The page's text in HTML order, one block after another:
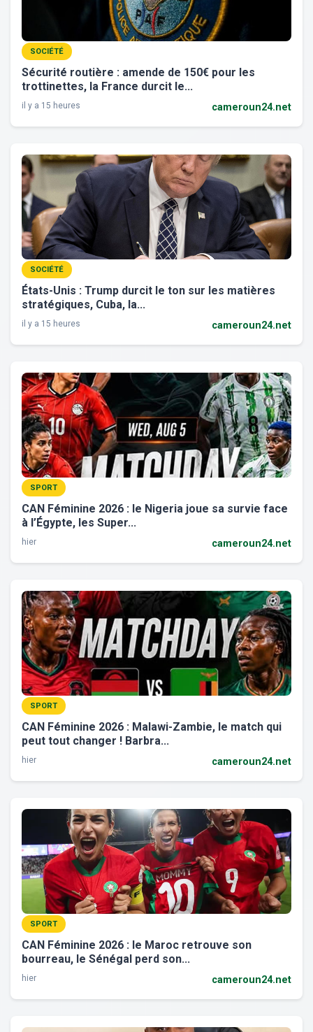
SOCIÉTÉ
Sécurité routière : amende de 150€ pour les
trottinettes, la France durcit le...
il y a 15 heures cameroun24.net
SOCIÉTÉ
États-Unis : Trump durcit le ton sur les matières
stratégiques, Cuba, la...
il y a 15 heures cameroun24.net
SPORT
CAN Féminine 2026 : le Nigeria joue sa survie face
à l’Égypte, les Super...
hier cameroun24.net
SPORT
CAN Féminine 2026 : Malawi-Zambie, le match qui
peut tout changer ! Barbra...
hier cameroun24.net
SPORT
CAN Féminine 2026 : le Maroc retrouve son
bourreau, le Sénégal perd son...
hier cameroun24.net